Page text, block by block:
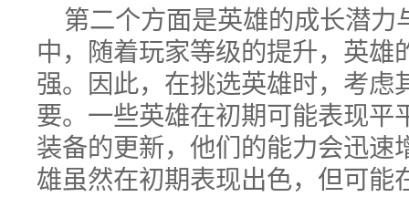
第二个方面是英雄的成长潜
中，随着玩家等级的提升，英雄
强。因此，在挑选英雄时，考虑
要。一些英雄在初期可能表现平
装备的更新，他们的能力会迅速
雄虽然在初期表现出色，但可能